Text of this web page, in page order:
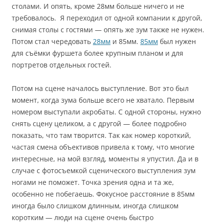
столами. И опять, кроме 28мм больше ничего и не
требовалось. Я переходил от одной компании к другой,
снимая столы с гостями — опять же зум также не нужен.
Потом стал чередовать 28мм и 85мм. 85мм был нужен
для съёмки фуршета более крупным планом и для
портретов отдельных гостей.
Потом на сцене началось выступление. Вот это был
момент, когда зума больше всего не хватало. Первым
номером выступали акробаты. С одной стороны, нужно
снять сцену целиком, а с другой — более подробно
показать, что там творится. Так как номер короткий,
частая смена объективов привела к тому, что многие
интересные, на мой взгляд, моменты я упустил. Да и в
случае с фотосъемкой сценического выступления зум
ногами не поможет. Точка зрения одна и та же,
особенно не побегаешь. Фокусное расстояние в 85мм
иногда было слишком длинным, иногда слишком
коротким — люди на сцене очень быстро